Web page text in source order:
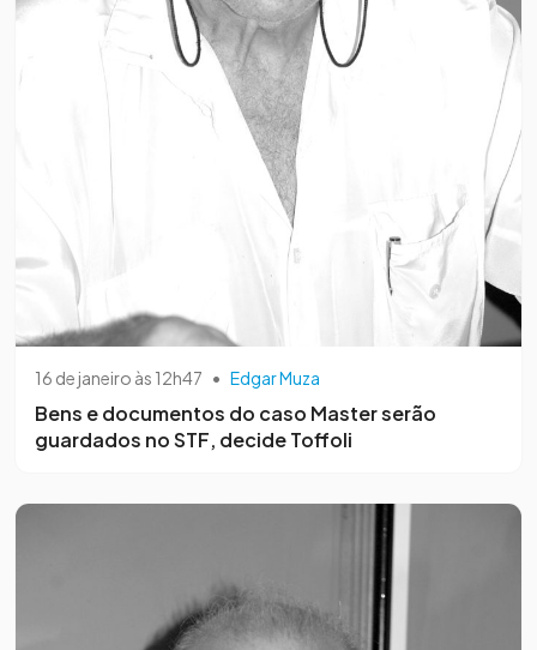
16 de janeiro às 12h47 • Edgar Muza
Bens e documentos do caso Master serão
guardados no STF, decide Toffoli